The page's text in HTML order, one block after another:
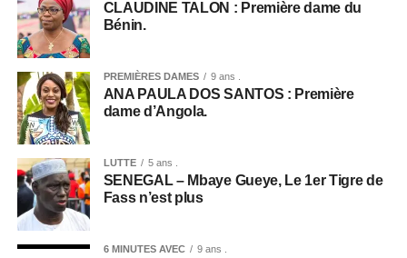
CLAUDINE TALON : Première dame du
Bénin.
PREMIÈRES DAMES 9 ans .
ANA PAULA DOS SANTOS : Première
dame d’Angola.
LUTTE 5 ans .
SENEGAL – Mbaye Gueye, Le 1er Tigre de
Fass n’est plus
6 MINUTES AVEC 9 ans .